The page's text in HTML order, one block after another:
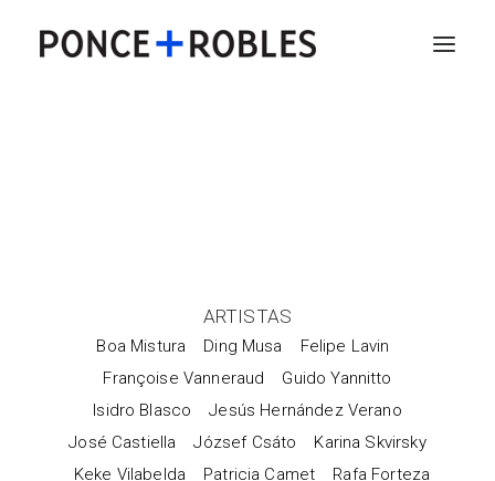
ARTISTAS
Boa Mistura Ding Musa
Felipe Lavin
Françoise Vanneraud
Guido Yannitto
Isidro Blasco
Jesús Hernández Verano
José Castiella
József Csáto
Karina Skvirsky
Keke Vilabelda
Patricia Camet Rafa Forteza